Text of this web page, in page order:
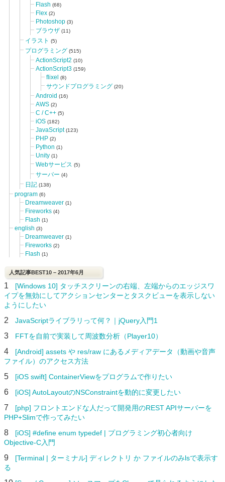
Flash (68)
Flex (2)
Photoshop (3)
ブラウザ (11)
イラスト (5)
プログラミング (515)
ActionScript2 (10)
ActionScript3 (159)
flixel (8)
サウンドプログラミング (20)
Android (16)
AWS (2)
C / C++ (5)
iOS (182)
JavaScript(123)
PHP (2)
Python (1)
Unity (1)
Webサービス (5)
サーバー (4)
日記 (138)
program (6)
Dreamweaver (1)
Fireworks (4)
Flash (1)
english (3)
Dreamweaver (1)
Fireworks (2)
Flash (1)
人気記事BEST10 – 2017年6月
1
[Windows 10] タッチスクリーンの右端、左端からのエッジスワ
イプを無効にしてアクションセンターとタスクビューを表示しない
ようにしたい
2 JavaScriptライブラリって何？｜jQuery入門1
3 FFTを自前で実装して周波数分析（Player10）
4
[Android] assets や res/raw にあるメディアデータ（動画や音声
ファイル）のアクセス方法
5 [iOS swift] ContainerViewをプログラムで作りたい
6 [iOS] AutoLayoutのNSConstraintを動的に変更したい
7
[php] フロントエンドな人だって開発用のREST APIサーバーを
PHP+Slimで作ってみたい
8
[iOS] #define enum typedef | プログラミング初心者向け
Objective-C入門
9
[Terminal | ターミナル] ディレクトリ か ファイルのみlsで表示す
る